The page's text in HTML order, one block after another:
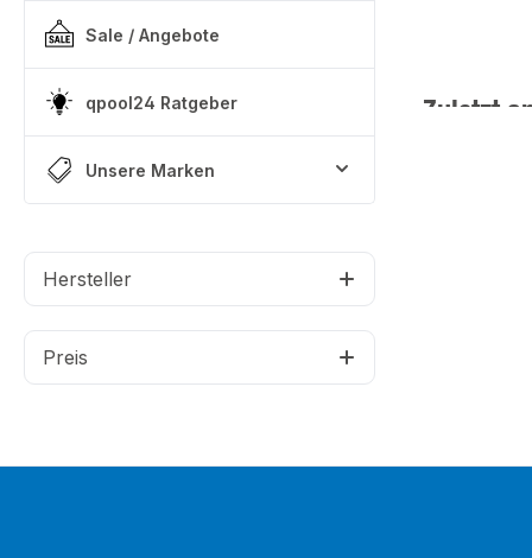
Sale / Angebote
qpool24 Ratgeber
Unsere Marken
Hersteller
Preis
Zuletzt